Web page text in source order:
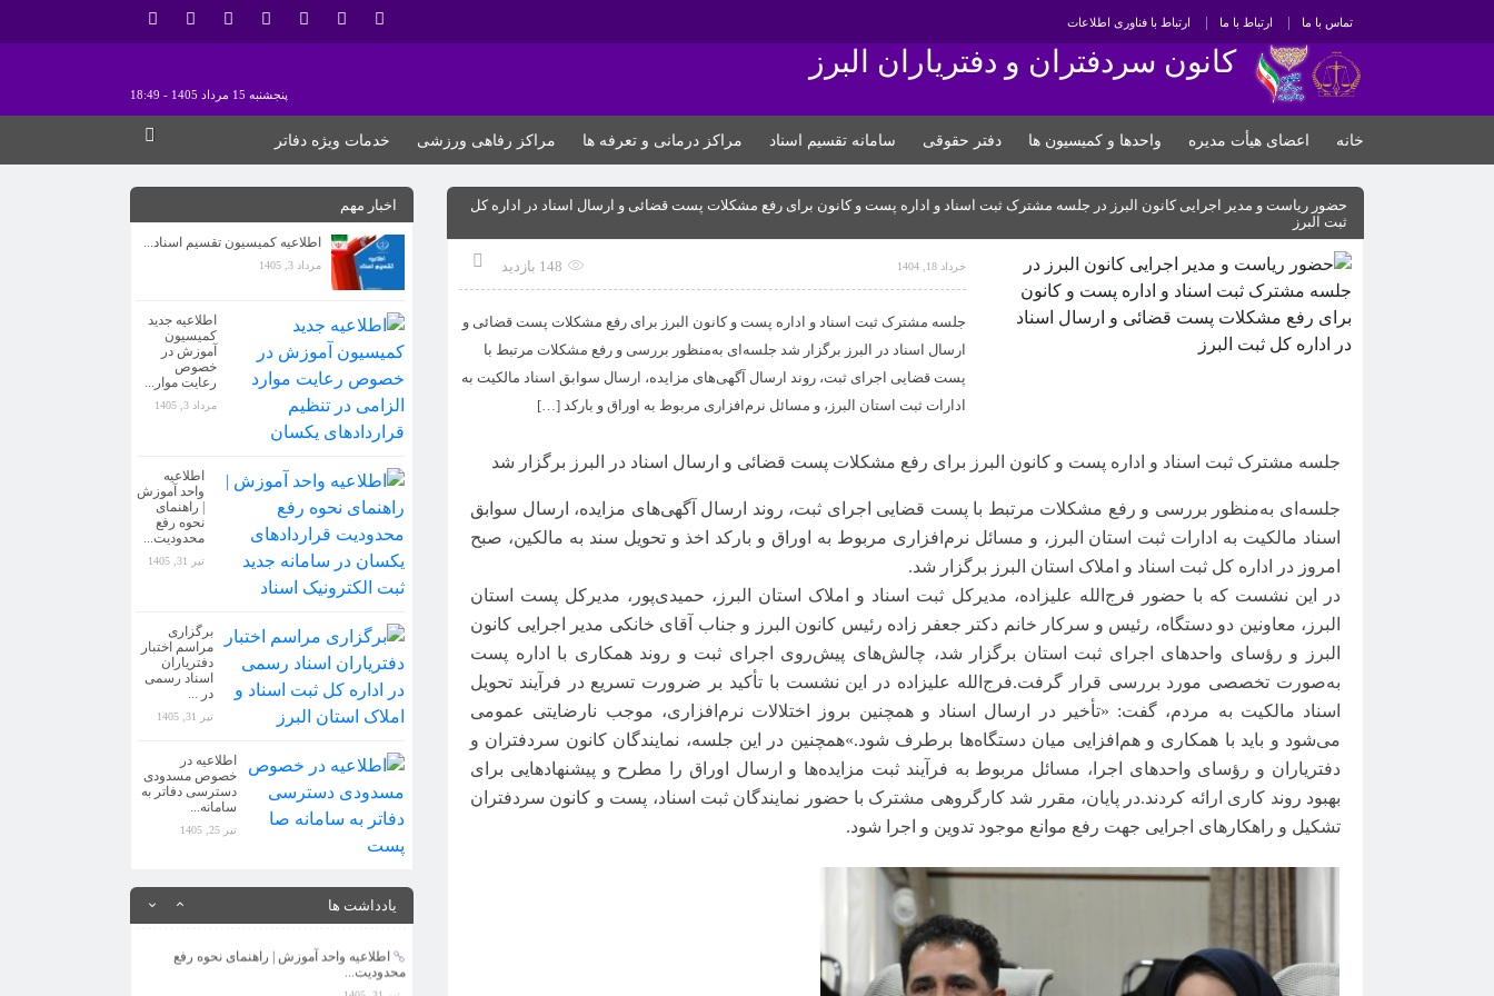
تماس با ما ارتباط با ما ارتباط با فناوری اطلاعات
کانون سردفتران و دفتریاران البرز
پنجشنبه 15 مرداد 1405 - 18:49
خانه اعضای هیأت مدیره واحدها و کمیسیون ها دفتر حقوقی سامانه تقسیم اسناد مراکز درمانی و تعرفه ها مراکز رفاهی ورزشی خدمات ویژه دفاتر
حضور ریاست و مدیر اجرایی کانون البرز در جلسه مشترک ثبت اسناد و اداره پست و کانون برای رفع مشکلات پست قضائی و ارسال اسناد در اداره کل
ثبت البرز
خرداد 18, 1404 148 بازدید
جلسه مشترک ثبت اسناد و اداره پست و کانون البرز برای رفع مشکلات پست قضائی و
ارسال اسناد در البرز برگزار شد جلسه‌ای به‌منظور بررسی و رفع مشکلات مرتبط با
پست قضایی اجرای ثبت، روند ارسال آگهی‌های مزایده، ارسال سوابق اسناد مالکیت به
ادارات ثبت استان البرز، و مسائل نرم‌افزاری مربوط به اوراق و بارکد […]
جلسه مشترک ثبت اسناد و اداره پست و کانون البرز برای رفع مشکلات پست قضائی و ارسال اسناد در البرز برگزار شد
جلسه‌ای به‌منظور بررسی و رفع مشکلات مرتبط با پست قضایی اجرای ثبت، روند ارسال آگهی‌های مزایده، ارسال سوابق
اسناد مالکیت به ادارات ثبت استان البرز، و مسائل نرم‌افزاری مربوط به اوراق و بارکد اخذ و تحویل سند به مالکین، صبح
امروز در اداره کل ثبت اسناد و املاک استان البرز برگزار شد.
در این نشست که با حضور فرج‌الله علیزاده، مدیرکل ثبت اسناد و املاک استان البرز، حمیدی‌پور، مدیرکل پست استان
البرز، معاونین دو دستگاه، رئیس و سرکار خانم دکتر جعفر زاده رئیس کانون البرز و جناب آقای خانکی مدیر اجرایی کانون
البرز و رؤسای واحدهای اجرای ثبت استان برگزار شد، چالش‌های پیش‌روی اجرای ثبت و روند همکاری با اداره پست
به‌صورت تخصصی مورد بررسی قرار گرفت.فرج‌الله علیزاده در این نشست با تأکید بر ضرورت تسریع در فرآیند تحویل
اسناد مالکیت به مردم، گفت: «تأخیر در ارسال اسناد و همچنین بروز اختلالات نرم‌افزاری، موجب نارضایتی عمومی
می‌شود و باید با همکاری و هم‌افزایی میان دستگاه‌ها برطرف شود.»همچنین در این جلسه، نمایندگان کانون سردفتران و
دفتریاران و رؤسای واحدهای اجرا، مسائل مربوط به فرآیند ثبت مزایده‌ها و ارسال اوراق را مطرح و پیشنهادهایی برای
بهبود روند کاری ارائه کردند.در پایان، مقرر شد کارگروهی مشترک با حضور نمایندگان ثبت اسناد، پست و کانون سردفتران
تشکیل و راهکارهای اجرایی جهت رفع موانع موجود تدوین و اجرا شود.
اخبار مهم
اطلاعیه کمیسیون تقسیم اسناد...
مرداد 3, 1405
اطلاعیه جدید
کمیسیون
آموزش در
خصوص
رعایت موار...
مرداد 3, 1405
اطلاعیه
واحد آموزش
| راهنمای
نحوه رفع
محدودیت...
تیر 31, 1405
برگزاری
مراسم اختبار
دفتریاران
اسناد رسمی
در ...
تیر 31, 1405
اطلاعیه در
خصوص مسدودی
دسترسی دفاتر به
سامانه...
تیر 25, 1405
یادداشت ها
رعایت موار...
مرداد 3, 1405
اطلاعیه واحد آموزش | راهنمای نحوه رفع
محدودیت...
در ...
تیر 31, 1405
اطلاعیه در خصوص مسدودی دسترسی دفاتر به
سامانه...
اطلاعیه کمیسیون تقسیم اسناد...
رعایت موار...
مرداد 3, 1405
اطلاعیه واحد آموزش | راهنمای نحوه رفع
محدودیت...